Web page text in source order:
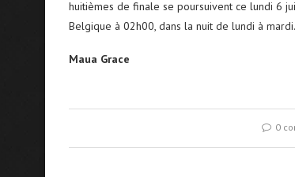
huitièmes de finale se poursuivent ce lundi 6
Belgique à 02h00, dans la nuit de lundi à mardi.
Maua Grace
0